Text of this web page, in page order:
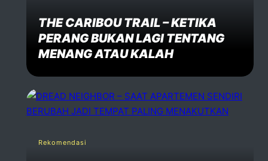
THE CARIBOU TRAIL – KETIKA
PERANG BUKAN LAGI TENTANG
MENANG ATAU KALAH
Rekomendasi